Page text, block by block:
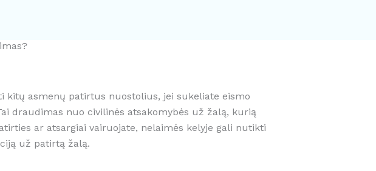
kitų asmenų patirtus nuostolius, jei sukeliate eismo
draudimas nuo civilinės atsakomybės už žalą, kurią
ar atsargiai vairuojate, nelaimės kelyje gali nutikti
už patirtą žalą.